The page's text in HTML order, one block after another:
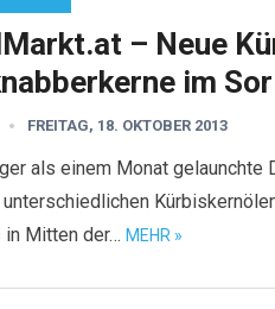
– Neue
im
FREITAG, 18. OKTOBER 2013
als einem Monat gelaunchte
in Mitten der… MEHR »